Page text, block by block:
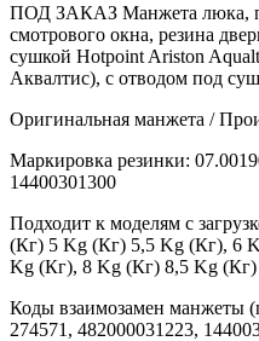
ПОД ЗАКАЗ Манжета люка,
смотрового окна, резина
сушкой Hotpoint Ariston
Аквалтис), с отводом под
Оригинальная манжета /
Маркировка резинки:
14400301300
Подходит к моделям с
(Кг) 5 Kg (Кг) 5,5 Kg (Кг), 6
Kg (Кг), 8 Kg (Кг) 8,5 Kg
Коды взаимозамен манжеты
274571, 482000031223,